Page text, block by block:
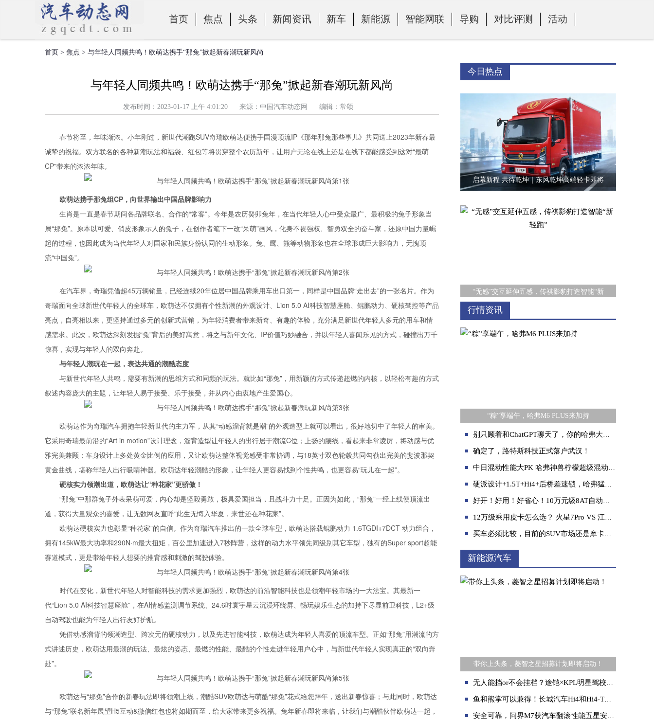
首页 焦点 头条 新闻资讯 新车 新能源 智能网联 导购 对比评测 活动
零部件
首页 > 焦点 > 与年轻人同频共鸣！欧萌达携手“那兔”掀起新春潮玩新风尚
与年轻人同频共鸣！欧萌达携手“那兔”掀起新春潮玩新风尚
发布时间：2023-01-17 上午 4:01:20 来源：中国汽车动态网 编辑：常颂
春节将至，年味渐浓。小年刚过，新世代潮跑SUV奇瑞欧萌达便携手国漫顶流IP《那年那兔那些事儿》共同送上2023年新春最
诚挚的祝福。双方联名的各种新潮玩法和福袋、红包等将贯穿整个农历新年，让用户无论在线上还是在线下都能感受到这对“最萌
CP”带来的浓浓年味。
欧萌达携手那兔组CP，向世界输出中国品牌影响力
生肖是一直是春节期间各品牌联名、合作的“常客”。今年是农历癸卯兔年，在当代年轻人心中受众最广、最积极的兔子形象当
属“那兔”。原本以可爱、俏皮形象示人的兔子，在创作者笔下一改“呆萌”画风，化身不畏强权、智勇双全的奋斗家，还原中国力量崛
起的过程，也因此成为当代年轻人对国家和民族身份认同的生动形象。兔、鹰、熊等动物形象也在全球形成巨大影响力，无愧顶
流“中国兔”。
在汽车界，奇瑞凭借超45万辆销量，已经连续20年位居中国品牌乘用车出口第一，同样是中国品牌“走出去”的一张名片。作为
奇瑞面向全球新世代年轻人的全球车，欧萌达不仅拥有个性新潮的外观设计、Lion 5.0 AI科技智慧座舱、鲲鹏动力、硬核驾控等产品
亮点，自亮相以来，更坚持通过多元的创新式营销，为年轻消费者带来新奇、有趣的体验，充分满足新世代年轻人多元的用车和情
感需求。此次，欧萌达深刻发掘“兔”背后的美好寓意，将之与新年文化、IP价值巧妙融合，并以年轻人喜闻乐见的方式，碰撞出万千
惊喜，实现与年轻人的双向奔赴。
与年轻人潮玩在一起，表达共通的潮酷态度
与新世代年轻人共鸣，需要有新潮的思维方式和同频的玩法。就比如“那兔”，用新颖的方式传递超燃的内核，以轻松有趣的方式
叙述内容庞大的主题，让年轻人易于接受、乐于接受，并从内心由衷地产生爱国心。
欧萌达作为奇瑞汽车拥抱年轻新世代的主力军，从其“动感溜背就是潮”的外观造型上就可以看出，很好地切中了年轻人的审美。
它采用奇瑞最前沿的“Art in motion”设计理念，溜背造型让年轻人的出行居于潮流C位；上扬的腰线，看起来非常凌厉，将动感与优
雅完美兼顾；车身设计上多处黄金比例的应用，又让欧萌达整体视觉感受非常协调，与18英寸双色轮毂共同勾勒出完美的斐波那契
黄金曲线，堪称年轻人出行吸睛神器。欧萌达年轻潮酷的形象，让年轻人更容易找到个性共鸣，也更容易“玩儿在一起”。
硬核实力领潮出道，欧萌达让“种花家”更骄傲！
“那兔”中那群兔子外表呆萌可爱，内心却是坚毅勇敢，极具爱国担当，且战斗力十足。正因为如此，“那兔”一经上线便顶流出
道，获得大量观众的喜爱，让无数网友直呼“此生无悔入华夏，来世还在种花家”。
欧萌达硬核实力也彰显“种花家”的自信。作为奇瑞汽车推出的一款全球车型，欧萌达搭载鲲鹏动力 1.6TGDI+7DCT 动力组合，
拥有145kW最大功率和290N·m最大扭矩，百公里加速进入7秒阵营，这样的动力水平领先同级别其它车型，独有的Super sport超能
赛道模式，更是带给年轻人想要的推背感和刺激的驾驶体验。
时代在变化，新世代年轻人对智能科技的需求更加强烈，欧萌达的前沿智能科技也是领潮年轻市场的一大法宝。其最新一
代“Lion 5.0 AI科技智慧座舱”，在AI情感监测调节系统、24.6吋寰宇星云沉浸环绕屏、畅玩娱乐生态的加持下尽显前卫科技，L2+级
自动驾驶也能为年轻人出行友好护航。
凭借动感溜背的领潮造型、跨次元的硬核动力，以及先进智能科技，欧萌达成为年轻人喜爱的顶流车型。正如“那兔”用潮流的方
式讲述历史，欧萌达用最潮的玩法、最炫的姿态、最燃的性能、最酷的个性走进年轻用户心中，与新世代年轻人实现真正的“双向奔
赴”。
欧萌达与“那兔”合作的新春玩法即将领潮上线，潮酷SUV欧萌达与萌酷“那兔”花式给您拜年，送出新春惊喜；与此同时，欧萌达
与“那兔”联名新年展望H5互动&微信红包也将如期而至，给大家带来更多祝福。兔年新春即将来临，让我们与潮酷伙伴欧萌达一起，
今日热点
启幕新程 共待乾坤｜东风乾坤高端轻卡即将
“无感”交互延伸五感，传祺影豹打造智能“新
自主强者VS合资品牌，看哈弗M6 PLUS如何全
行情资讯
“粽”享端午，哈弗M6 PLUS来加持
别只顾着和ChatGPT聊天了，你的哈弗大狗追猎版也超智能！
确定了，路特斯科技正式落户武汉！
中日混动性能大PK 哈弗神兽柠檬超级混动DHT后生可畏
硬派设计+1.5T+Hi4+后桥差速锁，哈弗猛龙将开启新能源越野的全民时代
好开！好用！好省心！10万元级8AT自动挡皮卡 长城金刚炮将于3月29日上市
12万级乘用皮卡怎么选？ 火星7Pro VS 江铃大道追光者
买车必须比较，目前的SUV市场还是摩卡最合我意
新能源汽车
带你上头条，菱智之星招募计划即将启动！
无人能挡or不会挂档？途铠×KPL明星驾校，峡谷老司机见真章
鱼和熊掌可以兼得！长城汽车Hi4和Hi4-T令人期待
安全可靠，问界M7获汽车翻滚性能五星安全认证